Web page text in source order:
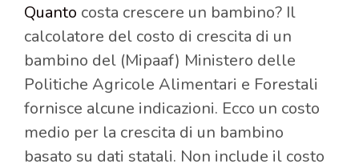
Quanto costa crescere un bambino? Il
calcolatore del costo di crescita di un
bambino del (Mipaaf) Ministero delle
Politiche Agricole Alimentari e Forestali
fornisce alcune indicazioni. Ecco un costo
medio per la crescita di un bambino
basato su dati statali. Non include il costo